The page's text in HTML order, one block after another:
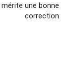
mérite une bonne
correction